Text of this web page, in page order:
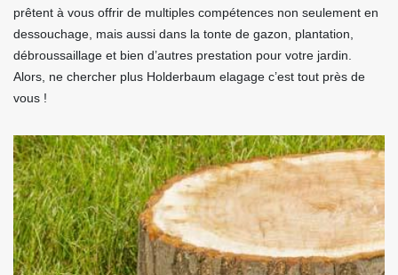
prêtent à vous offrir de multiples compétences non seulement en
dessouchage, mais aussi dans la tonte de gazon, plantation,
débroussaillage et bien d’autres prestation pour votre jardin.
Alors, ne chercher plus Holderbaum elagage c’est tout près de
vous !